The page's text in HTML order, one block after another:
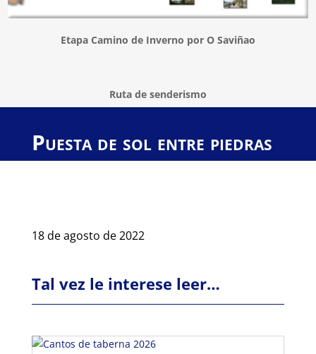
Etapa Camino de Inverno por O Saviñao
Ruta de senderismo
Puesta de sol entre piedras
18 de agosto de 2022
Tal vez le interese leer…